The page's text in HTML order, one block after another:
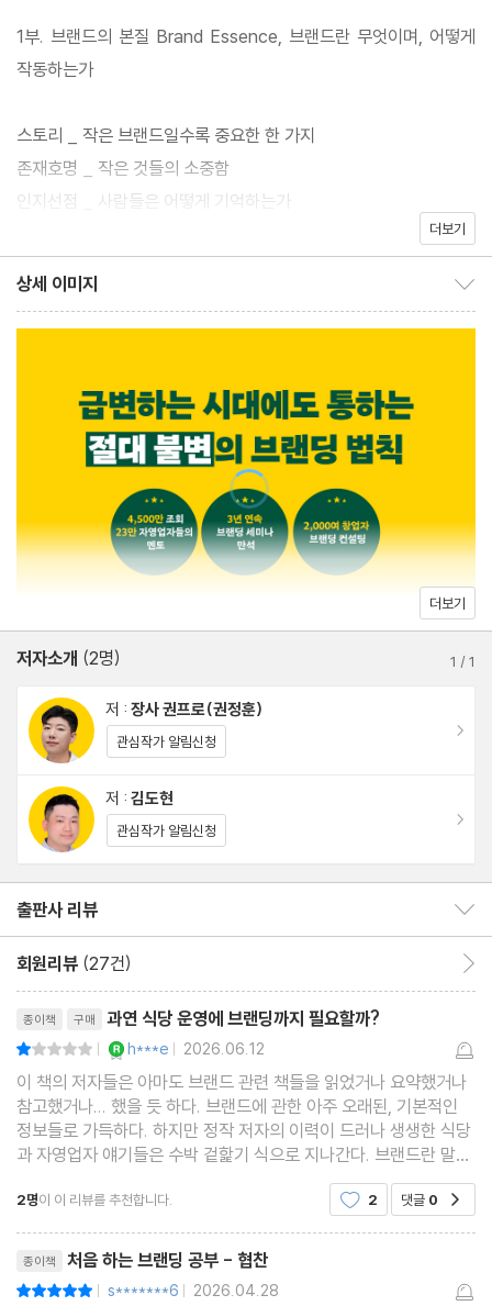
5년째 주요 프랜차이즈 박람회에서 강연을 하고, 3년 연속 세미나
창업가를 코칭해온 저자들. 그들이 현장에서 가장 많이 들었던 질문
이 바로“브랜딩이 뭐예요?”였다. 거창한 이론과 화려한 사례에 가
로막혀 브랜딩을 남의 이야기로만 여겼던 소상공인들에게 저자들은
말한다. 브랜딩이란 기름 냄새 가득한 주방, 분주한 매장, 수저 하나
에 담긴 고민이 꾸준히 쌓여 완성되는 것이라고.
‘맥락 재구성’, ‘인지 선점’ 등과 같은 기본 원리는 물론, ‘14.0’, ‘약자
의 진정성’, ‘덧칠 효과’ 등 사소한 차이로 승패를 가르는 27가지 현
장 법칙을 지금 당장 내 가게에 적용해보자.
1부. 브랜드의 본질 Brand Essence, 브랜드란 무엇이며, 어떻게
작동하는가
스토리 _ 작은 브랜드일수록 중요한 한 가지
존재호명 _ 작은 것들의 소중함
인지선점 _ 사람들은 어떻게 기억하는가
비설득 _ 설득이 아닌 선택하게 하는 것
자리 잡는 방법에 대하여
리버스 포지셔닝 _ 청개구리는 왜 주목을 받는가
승격 _ 왜 자꾸 큰 곳으로 가려 하는가
독점 _ 유일한 것이 아닌 ‘원하는 것’을 찾는 것
약자 진정성 _ 누구에게나 응원받는 브랜드 만드는 방법
네이밍 리셋 _ 그냥 짓는 이름은 없다
3부. 고객 경험 설계 Customer Experience, 고객과 어떻게 관계
를 맺고 어떤 경험을 만들 것인가
오감 체험 _ “식당 하나에 뭘 그렇게까지?”
내부자 경험 디자인 _ 우리 둘만 아는 비밀
고객 참여 _ 단 22개 피드만으로 2만 팔로워
과정 공유 _ ‘귀찮음’을 ‘진정성’으로 바꿔라
기록 누적 _ 꾸준한 기록은 신뢰가 된다
4부. 브랜드 실행 전술 Brand Tactics, 현장에서 바로 적용할 수
있는 구체적 방법론
선택의 역설 _ 당신의 메뉴판엔 ‘시그니처’가 있는가
차애경 _ 풍경을 빌려오는 방법
불편 자산 _ 불편함에 답이 있다
낯선 결합 _ 된장찌개에 캐비어 한 스푼
14.0 _ 적당한 거리를 완벽한 거리로
더보기
상세 이미지
더보기
저자소개 (2명) 1 /1
저 : 장사 권프로(권정훈)
관심작가 알림신청
저 : 김도현
관심작가 알림신청
출판사 리뷰
회원리뷰 (27건)
종이책 구매 과연 식당 운영에 브랜딩까지 필요할까?
| h***e | 2026.06.12
이 책의 저자들은 아마도 브랜드 관련 책들을 읽었거나 요약했거나
참고했거나... 했을 듯 하다. 브랜드에 관한 아주 오래된, 기본적인
정보들로 가득하다. 하지만 정작 저자의 이력이 드러나 생생한 식당
과 자영업자 얘기들은 수박 겉핥기 식으로 지나간다. 브랜드란 말이
유행하다보니 정말 아무나 브랜드 브랜드 하는 것 같다. 이에 관련한
책은 홍성태 교수의 '모든 비즈니스는 브랜
2명이 이 리뷰를 추천합니다. 2 댓글 0
종이책 처음 하는 브랜딩 공부 - 협찬
| s*******6 | 2026.04.28